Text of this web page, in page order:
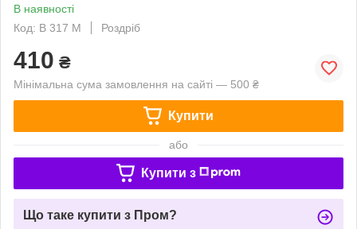
В наявності
Код: B 317 M
Роздріб
410 ₴
Мінімальна сума замовлення на сайті — 500 ₴
Купити
або
Купити з
Що таке купити з Пром?